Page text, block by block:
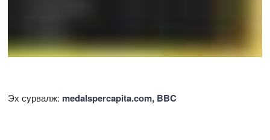
Эх сурвалж: medalspercapita.com, BBC